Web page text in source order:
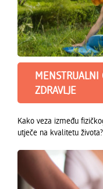
MENSTRUALNI
ZDRAVLJE
Kako veza između
utječe na kvalitetu